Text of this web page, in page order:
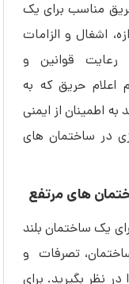
مناسب برای یک
اشغال و الزامات
قوانین و
حریق که به
اطمینان از ایمنی
در ساختمان های
های مرتفع
یک ساختمان بلند
تصرفات و
نظر بگیرید. برای